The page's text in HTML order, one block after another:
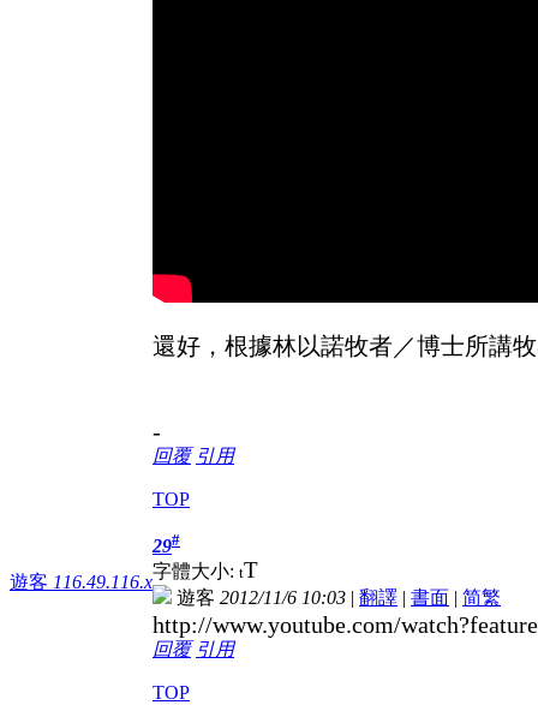
還好，根據林以諾牧者／博士所講
-
回覆 引用
TOP
遊客 116.49.116.x
29#
字體大小: tT
遊客 2012/11/6 10:03 | 翻譯 | 書面 | 简繁
http://www.youtube.com/
回覆 引用
TOP